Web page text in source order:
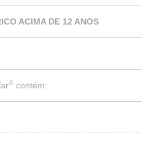
ACIMA DE 12 ANOS
® contém: